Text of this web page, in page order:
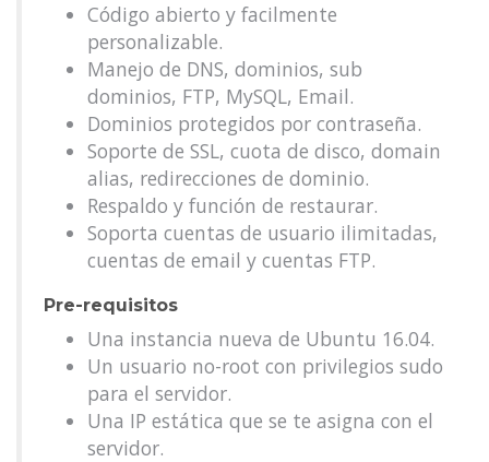
Código abierto y facilmente
personalizable.
Manejo de DNS, dominios, sub
dominios, FTP, MySQL, Email.
Dominios protegidos por contraseña.
Soporte de SSL, cuota de disco, domain
alias, redirecciones de dominio.
Respaldo y función de restaurar.
Soporta cuentas de usuario ilimitadas,
cuentas de email y cuentas FTP.
Pre-requisitos
Una instancia nueva de Ubuntu 16.04.
Un usuario no-root con privilegios sudo
para el servidor.
Una IP estática que se te asigna con el
servidor.